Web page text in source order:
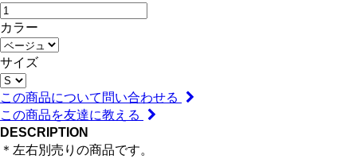
カラー
サイズ
この商品について問い合わせる
この商品を友達に教える
DESCRIPTION
＊左右別売りの商品です。